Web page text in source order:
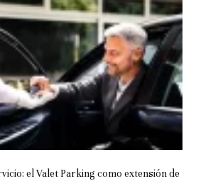
el Valet Parking como extensión de